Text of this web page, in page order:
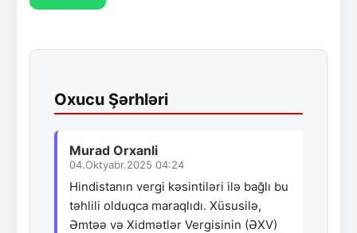
Oxucu Şərhləri
Murad Orxanli
04.Oktyabr.2025 04:24
Hindistanın vergi kəsintiləri ilə bağlı bu
təhlili olduqca maraqlıdı. Xüsusilə,
Əmtəə və Xidmətlər Vergisinin (ƏXV)